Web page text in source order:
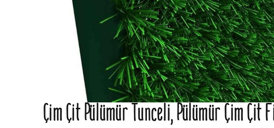
Çim Çit Pülümür Tunceli, Pülümür Çim Çit